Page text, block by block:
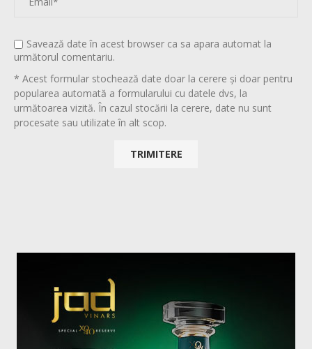
Savează date în acest browser ca sa apara automat la
următorul comentariu.
* Acest formular stochează date doar la cerere și doar pentru
popularea automată a formularului cu datele dvs, la
următoarea vizită. În cazul stocării la cerere, date nu sunt
procesate sau utilizate în alt scop.